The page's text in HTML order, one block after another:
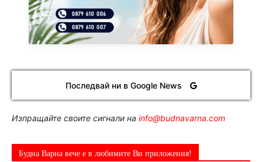
Последвай ни в Google News
Изпращайте своите сигнали на info@budnavarna.com
Будна Варна вече е в любимите Ви приложения!